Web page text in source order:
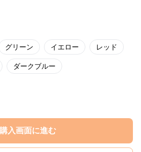
グリーン イエロー レッド
ダークブルー
購入画面に進む